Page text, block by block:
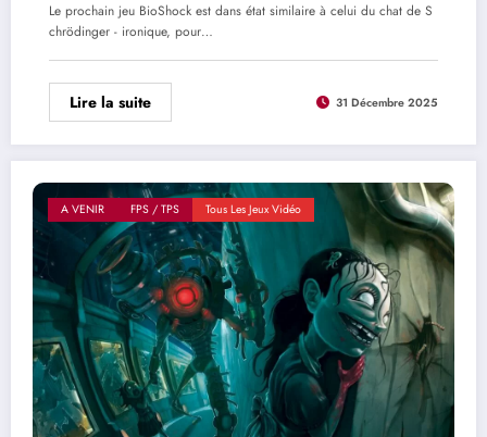
Le prochain jeu BioShock est dans état similaire à celui du chat de S
chrödinger - ironique, pour…
Lire la suite 31 Décembre 2025
A VENIR FPS / TPS Tous Les Jeux Vidéo